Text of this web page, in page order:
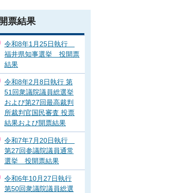
票結果
令和8年1月25日執行
福井県知事選挙 投開票
結果
令和8年2月8日執行 第
51回衆議院議員総選挙
および第27回最高裁判
所裁判官国民審査 投票
結果および開票結果
令和7年7月20日執行
第27回参議院議員通常
選挙 投開票結果
令和6年10月27日執行
第50回衆議院議員総選